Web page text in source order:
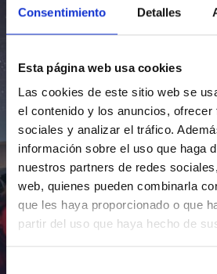
Consentimiento Detalles
Esta página web usa cookies
Las cookies de este sitio web se
el contenido y los anuncios, ofrecer
sociales y analizar el tráfico.
información sobre el uso que haga
nuestros partners de redes
web, quienes pueden combinarla
que les haya proporcionado o que
partir del uso que haya hecho de